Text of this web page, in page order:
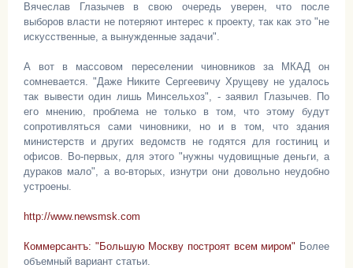
Вячеслав Глазычев в свою очередь уверен, что после
выборов власти не потеряют интерес к проекту, так как это "не
искусственные, а вынужденные задачи".
А вот в массовом переселении чиновников за МКАД он
сомневается. "Даже Никите Сергеевичу Хрущеву не удалось
так вывести один лишь Минсельхоз", - заявил Глазычев. По
его мнению, проблема не только в том, что этому будут
сопротивляться сами чиновники, но и в том, что здания
министерств и других ведомств не годятся для гостиниц и
офисов. Во-первых, для этого "нужны чудовищные деньги, а
дураков мало", а во-вторых, изнутри они довольно неудобно
устроены.
http://www.newsmsk.com
Коммерсантъ: "Большую Москву построят всем миром" Более
объемный вариант статьи.